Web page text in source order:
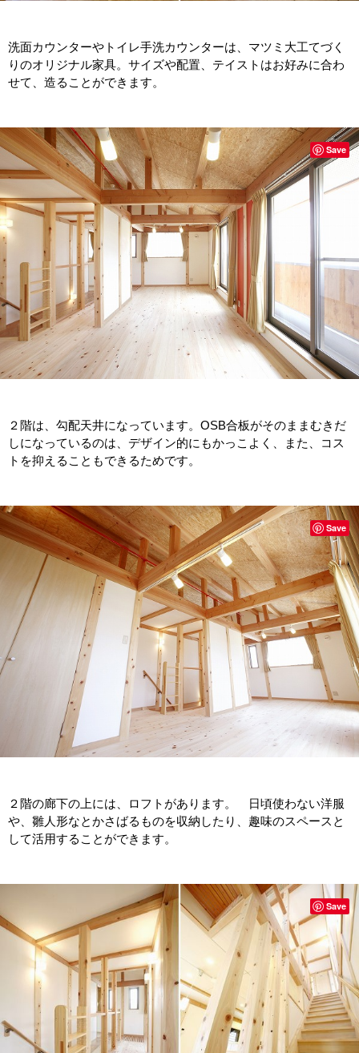
洗面カウンターやトイレ手洗カウンターは、マツミ大工てづく
りのオリジナル家具。サイズや配置、テイストはお好みに合わ
せて、造ることができます。
２階は、勾配天井になっています。OSB合板がそのままむきだ
しになっているのは、デザイン的にもかっこよく、また、コス
トを抑えることもできるためです。
Save
２階の廊下の上には、ロフトがあります。 日頃使わない洋服
や、雛人形なとかさばるものを収納したり、趣味のスペースと
して活用することができます。
Save
Save